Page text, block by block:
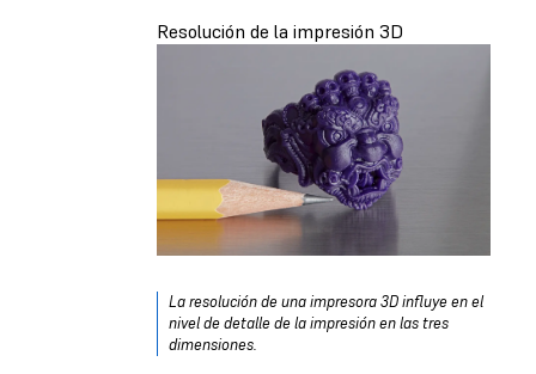
Resolución de la impresión 3D
La resolución de una impresora 3D influye en el
nivel de detalle de la impresión en las tres
dimensiones.